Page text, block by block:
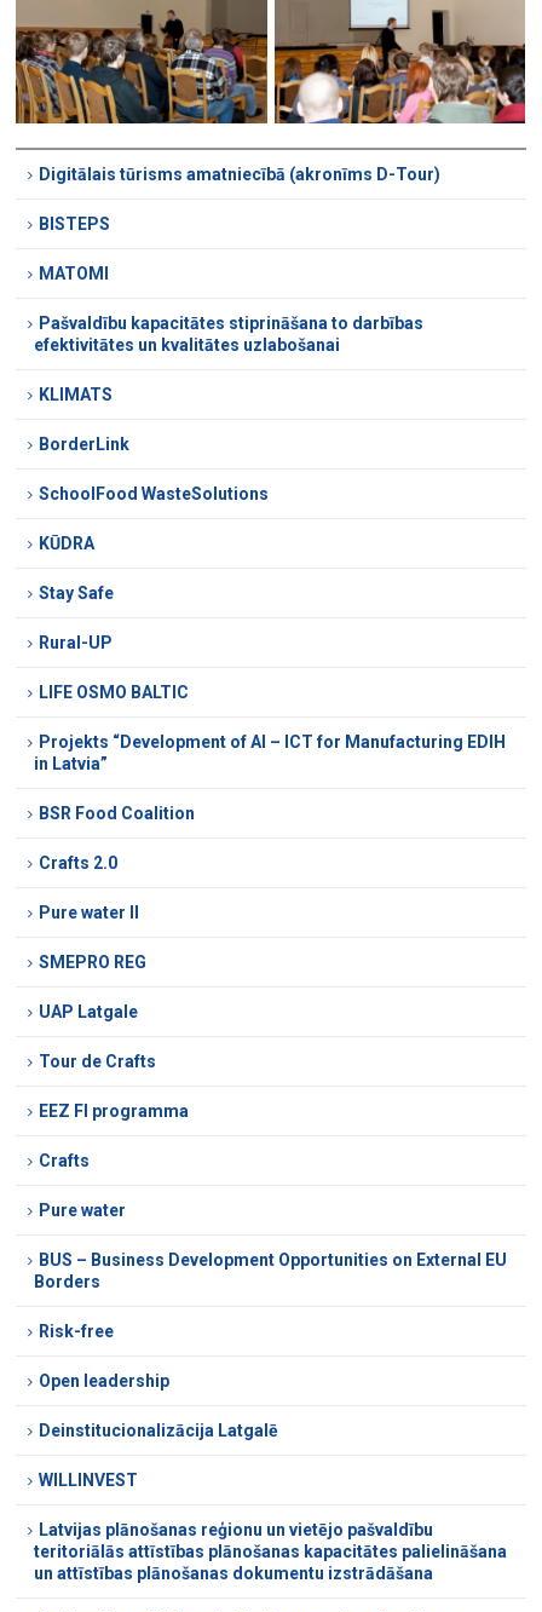
Digitālais tūrisms amatniecībā (akronīms D-Tour)
BISTEPS
MATOMI
Pašvaldību kapacitātes stiprināšana to darbības
efektivitātes un kvalitātes uzlabošanai
KLIMATS
BorderLink
SchoolFood WasteSolutions
KŪDRA
Stay Safe
Rural-UP
LIFE OSMO BALTIC
Projekts “Development of AI – ICT for Manufacturing EDIH
in Latvia”
BSR Food Coalition
Crafts 2.0
Pure water II
SMEPRO REG
UAP Latgale
Tour de Crafts
EEZ FI programma
Crafts
Pure water
BUS – Business Development Opportunities on External EU
Borders
Risk-free
Open leadership
Deinstitucionalizācija Latgalē
WILLINVEST
Latvijas plānošanas reģionu un vietējo pašvaldību
teritoriālās attīstības plānošanas kapacitātes palielināšana
un attīstības plānošanas dokumentu izstrādāšana